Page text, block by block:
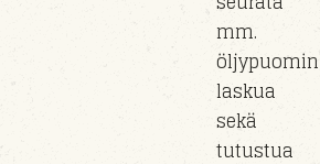
mm.
öljypuomin
laskua
sekä
tutustua